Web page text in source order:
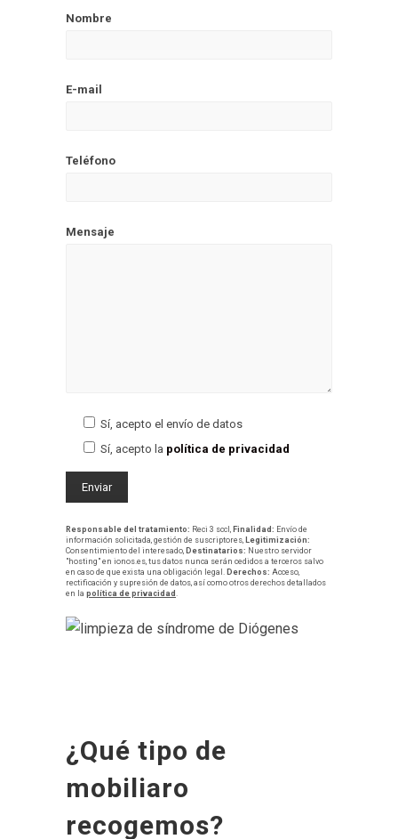
Nombre
E-mail
Teléfono
Mensaje
Sí, acepto el envío de datos
Sí, acepto la política de privacidad
Responsable del tratamiento: Reci 3 sccl, Finalidad: Envío de
información solicitada, gestión de suscriptores, Legitimización:
Consentimiento del interesado, Destinatarios: Nuestro servidor
"hosting" en ionos.es, tus datos nunca serán cedidos a terceros salvo
en caso de que exista una obligación legal. Derechos: Acceso,
rectificación y supresión de datos, así como otros derechos detallados
en la política de privacidad .
¿Qué tipo de
mobiliaro
recogemos?